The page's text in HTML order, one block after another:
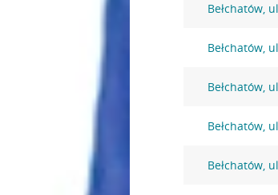
Bełchatów,
Bełchatów,
Bełchatów,
Bełchatów,
Bełchatów,